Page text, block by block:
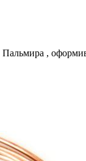
Пальмира ,